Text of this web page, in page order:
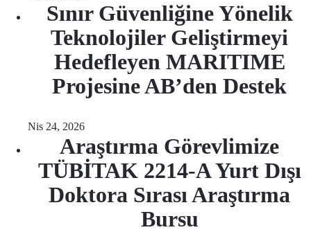
Sınır Güvenliğine Yönelik
Teknolojiler Geliştirmeyi
Hedefleyen MARITIME
Projesine AB’den Destek
Nis 24, 2026
Araştırma Görevlimize
TÜBİTAK 2214-A Yurt Dışı
Doktora Sırası Araştırma
Bursu